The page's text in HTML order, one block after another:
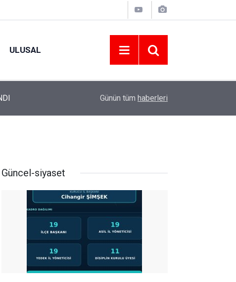
ULUSAL
ORDU ASKF’DEN İŞ DÜNYASINA AMATÖR
Günün tüm haberleri
Güncel-siyaset